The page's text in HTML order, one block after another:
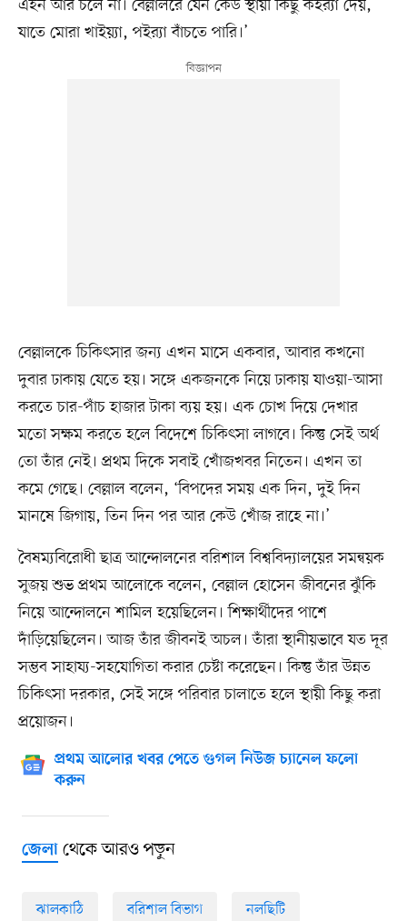
এহন আর চলে না। বেল্লালরে যেন কেউ স্থায়ী কিছু কইর‌্যা দেয়,
যাতে মোরা খাইয়্যা, পইর‌্যা বাঁচতে পারি।’
বেল্লালকে চিকিৎসার জন্য এখন মাসে একবার, আবার কখনো
দুবার ঢাকায় যেতে হয়। সঙ্গে একজনকে নিয়ে ঢাকায় যাওয়া-আসা
করতে চার-পাঁচ হাজার টাকা ব্যয় হয়। এক চোখ দিয়ে দেখার
মতো সক্ষম করতে হলে বিদেশে চিকিৎসা লাগবে। কিন্তু সেই অর্থ
তো তাঁর নেই। প্রথম দিকে সবাই খোঁজখবর নিতেন। এখন তা
কমে গেছে। বেল্লাল বলেন, ‘বিপদের সময় এক দিন, দুই দিন
মানষে জিগায়, তিন দিন পর আর কেউ খোঁজ রাহে না।’
বৈষম্যবিরোধী ছাত্র আন্দোলনের বরিশাল বিশ্ববিদ্যালয়ের সমন্বয়ক
সুজয় শুভ প্রথম আলোকে বলেন, বেল্লাল হোসেন জীবনের ঝুঁকি
নিয়ে আন্দোলনে শামিল হয়েছিলেন। শিক্ষার্থীদের পাশে
দাঁড়িয়েছিলেন। আজ তাঁর জীবনই অচল। তাঁরা স্থানীয়ভাবে যত দূর
সম্ভব সাহায্য-সহযোগিতা করার চেষ্টা করেছেন। কিন্তু তাঁর উন্নত
চিকিৎসা দরকার, সেই সঙ্গে পরিবার চালাতে হলে স্থায়ী কিছু করা
প্রয়োজন।
প্রথম আলোর খবর পেতে গুগল নিউজ চ্যানেল ফলো
করুন
জেলাথেকে আরও পড়ুন
ঝালকাঠি বরিশাল বিভাগ নলছিটি